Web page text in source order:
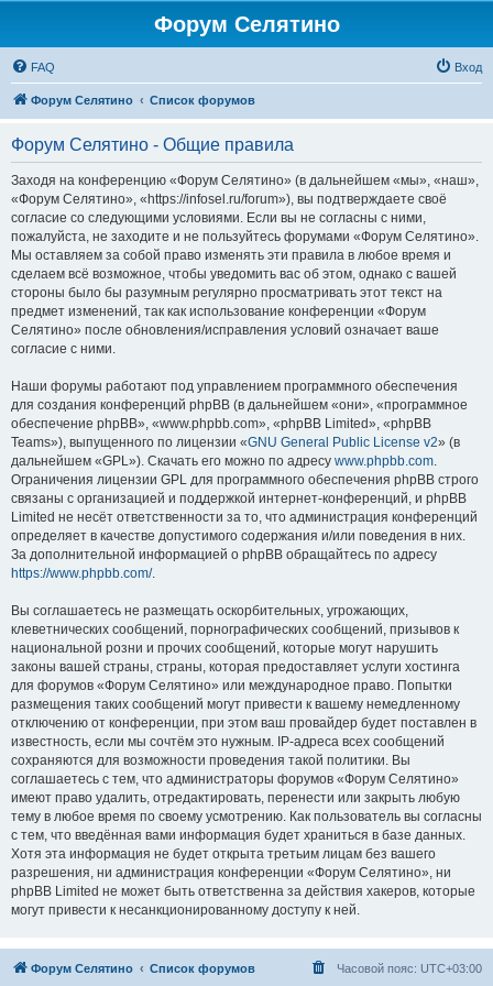
Форум Селятино
FAQ Вход
Форум Селятино Список форумов
Форум Селятино - Общие правила
Заходя на конференцию «Форум Селятино» (в дальнейшем «мы», «наш»,
«Форум Селятино», «https://infosel.ru/forum»), вы подтверждаете своё
согласие со следующими условиями. Если вы не согласны с ними,
пожалуйста, не заходите и не пользуйтесь форумами «Форум Селятино».
Мы оставляем за собой право изменять эти правила в любое время и
сделаем всё возможное, чтобы уведомить вас об этом, однако с вашей
стороны было бы разумным регулярно просматривать этот текст на
предмет изменений, так как использование конференции «Форум
Селятино» после обновления/исправления условий означает ваше
согласие с ними.
Наши форумы работают под управлением программного обеспечения
для создания конференций phpBB (в дальнейшем «они», «программное
обеспечение phpBB», «www.phpbb.com», «phpBB Limited», «phpBB
Teams»), выпущенного по лицензии «GNU General Public License v2» (в
дальнейшем «GPL»). Скачать его можно по адресу www.phpbb.com.
Ограничения лицензии GPL для программного обеспечения phpBB строго
связаны с организацией и поддержкой интернет-конференций, и phpBB
Limited не несёт ответственности за то, что администрация конференций
определяет в качестве допустимого содержания и/или поведения в них.
За дополнительной информацией о phpBB обращайтесь по адресу
https://www.phpbb.com/.
Вы соглашаетесь не размещать оскорбительных, угрожающих,
клеветнических сообщений, порнографических сообщений, призывов к
национальной розни и прочих сообщений, которые могут нарушить
законы вашей страны, страны, которая предоставляет услуги хостинга
для форумов «Форум Селятино» или международное право. Попытки
размещения таких сообщений могут привести к вашему немедленному
отключению от конференции, при этом ваш провайдер будет поставлен в
известность, если мы сочтём это нужным. IP-адреса всех сообщений
сохраняются для возможности проведения такой политики. Вы
соглашаетесь с тем, что администраторы форумов «Форум Селятино»
имеют право удалить, отредактировать, перенести или закрыть любую
тему в любое время по своему усмотрению. Как пользователь вы согласны
с тем, что введённая вами информация будет храниться в базе данных.
Хотя эта информация не будет открыта третьим лицам без вашего
разрешения, ни администрация конференции «Форум Селятино», ни
phpBB Limited не может быть ответственна за действия хакеров, которые
могут привести к несанкционированному доступу к ней.
Форум Селятино Список форумов Часовой пояс: UTC+03:00